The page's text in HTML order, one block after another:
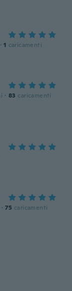
· 1 caricamenti
· 83 caricamenti
· 75 caricamenti